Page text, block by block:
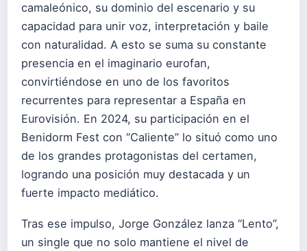
camaleónico, su dominio del escenario y su
capacidad para unir voz, interpretación y baile
con naturalidad. A esto se suma su constante
presencia en el imaginario eurofan,
convirtiéndose en uno de los favoritos
recurrentes para representar a España en
Eurovisión. En 2024, su participación en el
Benidorm Fest con “Caliente” lo situó como uno
de los grandes protagonistas del certamen,
logrando una posición muy destacada y un
fuerte impacto mediático.
Tras ese impulso, Jorge González lanza “Lento”,
un single que no solo mantiene el nivel de